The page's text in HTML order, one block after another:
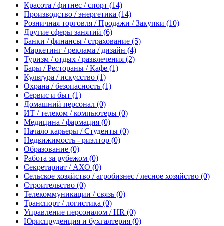
Красота / фитнес / спорт (14)
Производство / энергетика (14)
Розничная торговля / Продажи / Закупки (10)
Другие сферы занятий (6)
Банки / финансы / страхование (5)
Маркетинг / реклама / дизайн (4)
Туризм / отдых / развлечения (2)
Бары / Рестораны / Кафе (1)
Культура / искусство (1)
Охрана / безопасность (1)
Сервис и быт (1)
Домашний персонал (0)
ИТ / телеком / компьютеры (0)
Медицина / фармация (0)
Начало карьеры / Студенты (0)
Недвижимость - риэлтор (0)
Образование (0)
Работа за рубежом (0)
Секретариат / АХО (0)
Сельское хозяйство / агробизнес / лесное хозяйство (0)
Строительство (0)
Телекоммуникации / связь (0)
Транспорт / логистика (0)
Управление персоналом / HR (0)
Юриспруденция и бухгалтерия (0)